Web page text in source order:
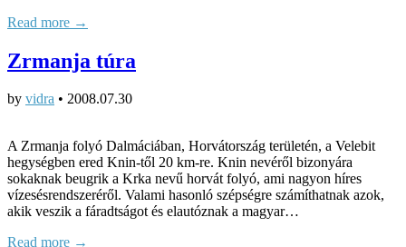
Read more →
Zrmanja túra
by vidra • 2008.07.30
A Zrmanja folyó Dalmáciában, Horvátország területén, a Velebit
hegységben ered Knin-től 20 km-re. Knin nevéről bizonyára
sokaknak beugrik a Krka nevű horvát folyó, ami nagyon híres
vízesésrendszeréről. Valami hasonló szépségre számíthatnak azok,
akik veszik a fáradtságot és elautóznak a magyar…
Read more →